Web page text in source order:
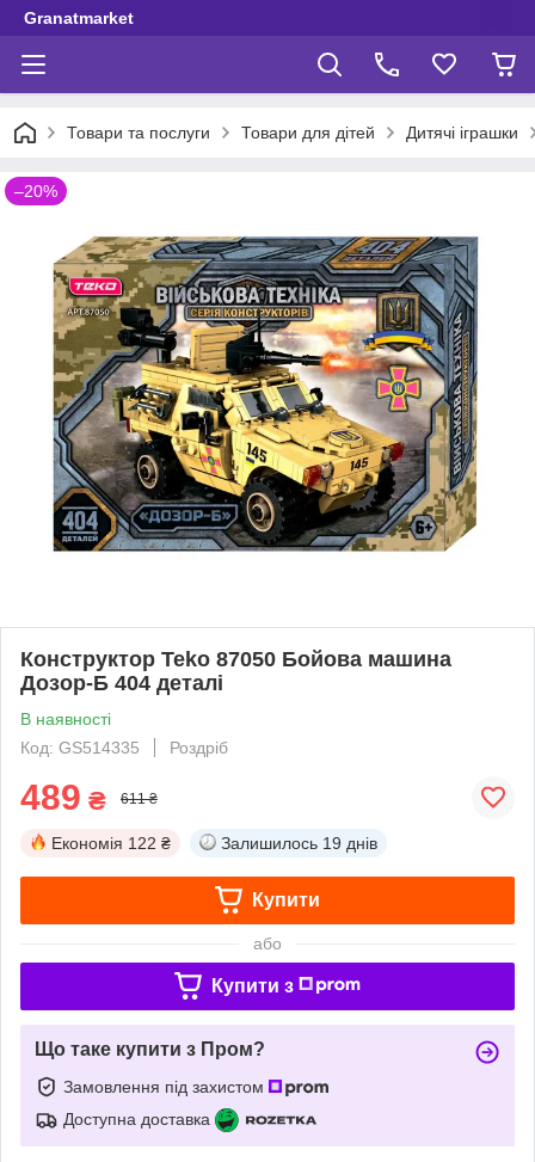
Granatmarket
Товари та послуги Товари для дітей Дитячі іграшки
–20%
Конструктор Teko 87050 Бойова машина
Дозор-Б 404 деталі
В наявності
Код: GS514335
Роздріб
489 ₴ 611 ₴
Економія 122 ₴ Залишилось 19 днів
Купити
або
Купити з
Що таке купити з Пром?
Замовлення під захистом
Доступна доставка